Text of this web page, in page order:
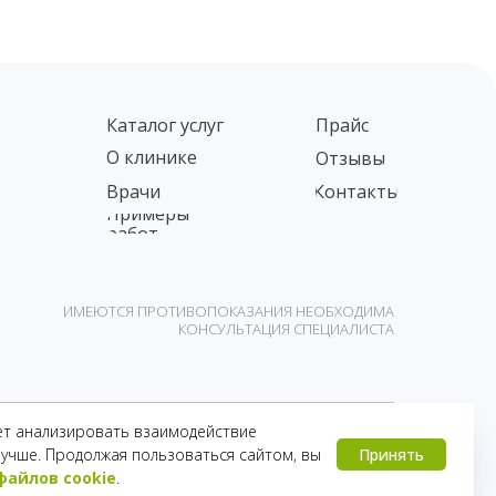
О клинике
Каталог услуг
Врачи
Примеры
работ
Прайс
Контакты
Отзывы
и обработки персональных данных
Согласие на обработку персональных данных
получение рекламно-информационной рассылки
Политика использования файлов cookie
ИМЕЮТСЯ ПРОТИВОПОКАЗАНИЯ НЕОБХОДИМА
КОНСУЛЬТАЦИЯ СПЕЦИАЛИСТА
анализировать взаимодействие
Продолжая пользоваться сайтом, вы
cookie.
Принять